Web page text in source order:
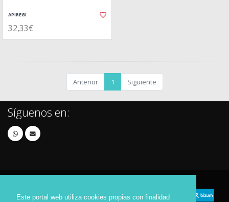
Este portal web utiliza cookies propias con finalidad
APIREGI
32,33€
Anterior 1 Siguiente
Síguenos en: